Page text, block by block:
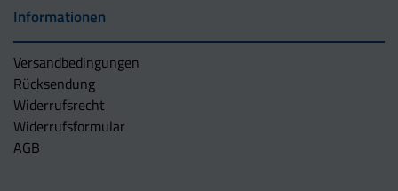
Informationen
Versandbedingungen
Rücksendung
Widerrufsrecht
Widerrufsformular
AGB